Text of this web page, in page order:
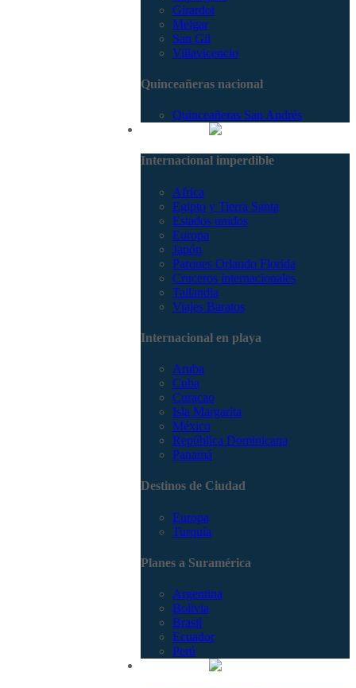
Girardot
Melgar
San Gil
Villavicencio
Quinceañeras nacional
Quinceañeras San Andrés
Internacional imperdible
Africa
Egipto y Tierra Santa
Estados unidos
Europa
Japón
Parques Orlando Florida
Cruceros internacionales
Tailandia
Viajes Baratos
Internacional en playa
Aruba
Cuba
Curacao
Isla Margarita
México
República Dominicana
Panamá
Destinos de Ciudad
Europa
Turquía
Planes a Suramérica
Argentina
Bolivia
Brasil
Ecuador
Perú